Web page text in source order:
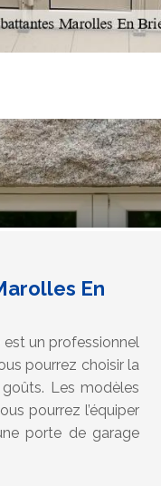
En
un professionnel
pourrez choisir la
Les modèles
pourrez l’équiper
porte de garage